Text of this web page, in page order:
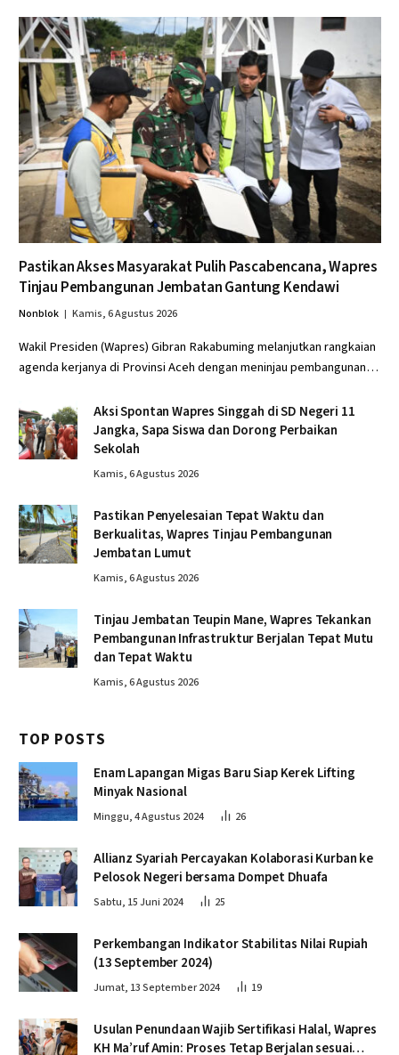
Pastikan Akses Masyarakat Pulih Pascabencana, Wapres
Tinjau Pembangunan Jembatan Gantung Kendawi
Nonblok Kamis, 6 Agustus 2026
Wakil Presiden (Wapres) Gibran Rakabuming melanjutkan rangkaian
agenda kerjanya di Provinsi Aceh dengan meninjau pembangunan…
Aksi Spontan Wapres Singgah di SD Negeri 11
Jangka, Sapa Siswa dan Dorong Perbaikan
Sekolah
Kamis, 6 Agustus 2026
Pastikan Penyelesaian Tepat Waktu dan
Berkualitas, Wapres Tinjau Pembangunan
Jembatan Lumut
Kamis, 6 Agustus 2026
Tinjau Jembatan Teupin Mane, Wapres Tekankan
Pembangunan Infrastruktur Berjalan Tepat Mutu
dan Tepat Waktu
Kamis, 6 Agustus 2026
TOP POSTS
Enam Lapangan Migas Baru Siap Kerek Lifting
Minyak Nasional
Minggu, 4 Agustus 2024 26
Allianz Syariah Percayakan Kolaborasi Kurban ke
Pelosok Negeri bersama Dompet Dhuafa
Sabtu, 15 Juni 2024 25
Perkembangan Indikator Stabilitas Nilai Rupiah
(13 September 2024)
Jumat, 13 September 2024 19
Usulan Penundaan Wajib Sertifikasi Halal, Wapres
KH Ma’ruf Amin: Proses Tetap Berjalan sesuai